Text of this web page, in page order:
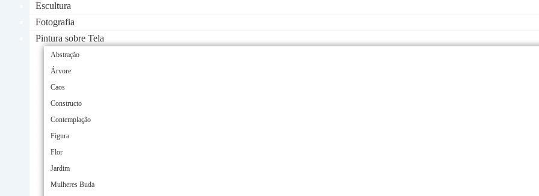
Escultura
Fotografia
Pintura sobre Tela
Abstração
Árvore
Caos
Constructo
Contemplação
Figura
Flor
Jardim
Mulheres Buda